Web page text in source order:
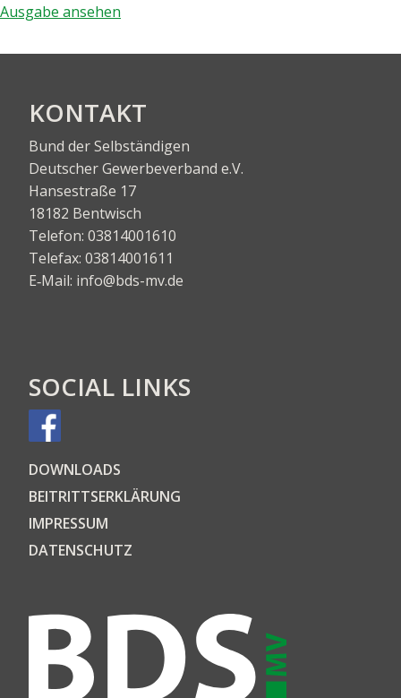
Aus­ga­be ansehen
KON­TAKT
Bund der Selbständigen
Deut­scher Gewer­be­ver­band e.V.
Han­se­stra­ße 17
18182 Bentwisch
Tele­fon: 03814001610
Tele­fax: 03814001611
E‑Mail: info@bds-mv.de
SOCIAL LINKS
DOWN­LOADS
BEI­TRITTS­ER­KLÄ­RUNG
IMPRES­SUM
DATEN­SCHUTZ